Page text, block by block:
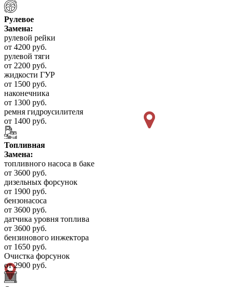
Рулевое
Замена:
рулевой рейки
от 4200 руб.
рулевой тяги
от 2200 руб.
жидкости ГУР
от 1500 руб.
наконечника
от 1300 руб.
ремня гидроусилителя
от 1400 руб.
Топливная
Замена:
топливного насоса в баке
от 3600 руб.
дизельных форсунок
от 1900 руб.
бензонасоса
от 3600 руб.
датчика уровня топлива
от 3600 руб.
бензинового инжектора
от 1650 руб.
Очистка форсунок
от 2900 руб.